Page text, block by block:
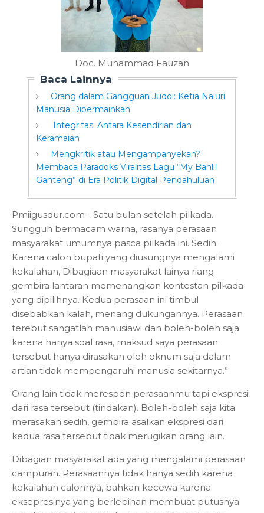
Doc. Muhammad Fauzan
Baca Lainnya
Orang dalam Gangguan Judol: Ketia Naluri
Manusia Dipermainkan
Integritas: Antara Kesendirian dan
Keramaian
Mengkritik atau Mengampanyekan?
Membaca Paradoks Viralitas Lagu “My Bahlil
Ganteng” di Era Politik Digital Pendahuluan
Pmiigusdur.com - Satu bulan setelah pilkada.
Sungguh bermacam warna, rasanya perasaan
masyarakat umumnya pasca pilkada ini. Sedih.
Karena calon bupati yang diusungnya mengalami
kekalahan, Dibagiaan masyarakat lainya riang
gembira lantaran memenangkan kontestan pilkada
yang dipilihnya. Kedua perasaan ini timbul
disebabkan kalah, menang dukungannya. Perasaan
terebut sangatlah manusiawi dan boleh-boleh saja
karena hanya soal rasa, maksud saya perasaan
tersebut hanya dirasakan oleh oknum saja dalam
artian tidak mempengaruhi manusia sekitarnya.”
Orang lain tidak merespon perasaanmu tapi ekspresi
dari rasa tersebut (tindakan). Boleh-boleh saja kita
merasakan sedih, gembira asalkan ekspresi dari
kedua rasa tersebut tidak merugikan orang lain.
Dibagian masyarakat ada yang mengalami perasaan
campuran. Perasaannya tidak hanya sedih karena
kekalahan calonnya, bahkan kecewa karena
eksepresinya yang berlebihan membuat putusnya